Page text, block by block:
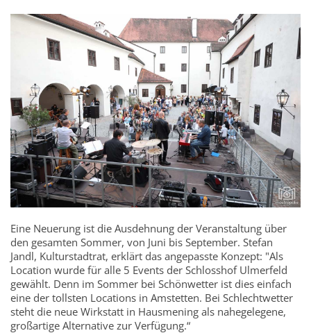
Eine Neuerung ist die Ausdehnung der Veranstaltung über
den gesamten Sommer, von Juni bis September. Stefan
Jandl, Kulturstadtrat, erklärt das angepasste Konzept: "Als
Location wurde für alle 5 Events der Schlosshof Ulmerfeld
gewählt. Denn im Sommer bei Schönwetter ist dies einfach
eine der tollsten Locations in Amstetten. Bei Schlechtwetter
steht die neue Wirkstatt in Hausmening als nahegelegene,
großartige Alternative zur Verfügung.“